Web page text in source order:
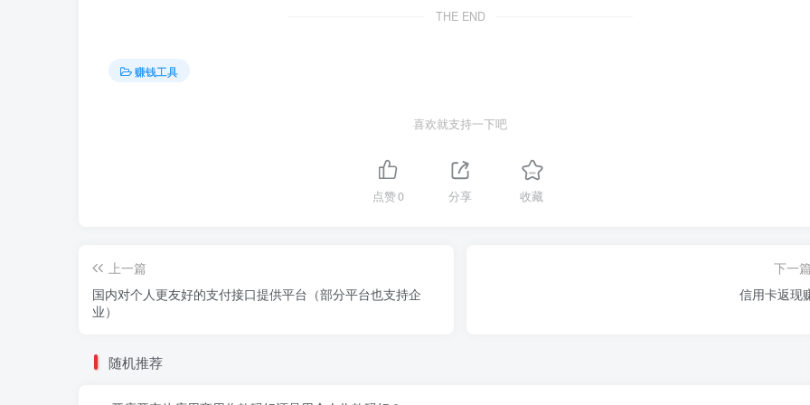
THE END
赚钱工具
喜欢就支持一下吧
点赞0 分享 收藏
上一篇
国内对个人更友好的支付接口提供平台（部分平台也支持企
业）
下一
信用卡返现
随机推荐